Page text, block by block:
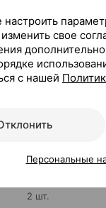
1 шт.
2 шт.
свое
с нашей
Персональные